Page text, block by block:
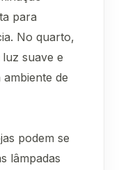
para
No quarto,
suave e
de
podem se
lâmpadas